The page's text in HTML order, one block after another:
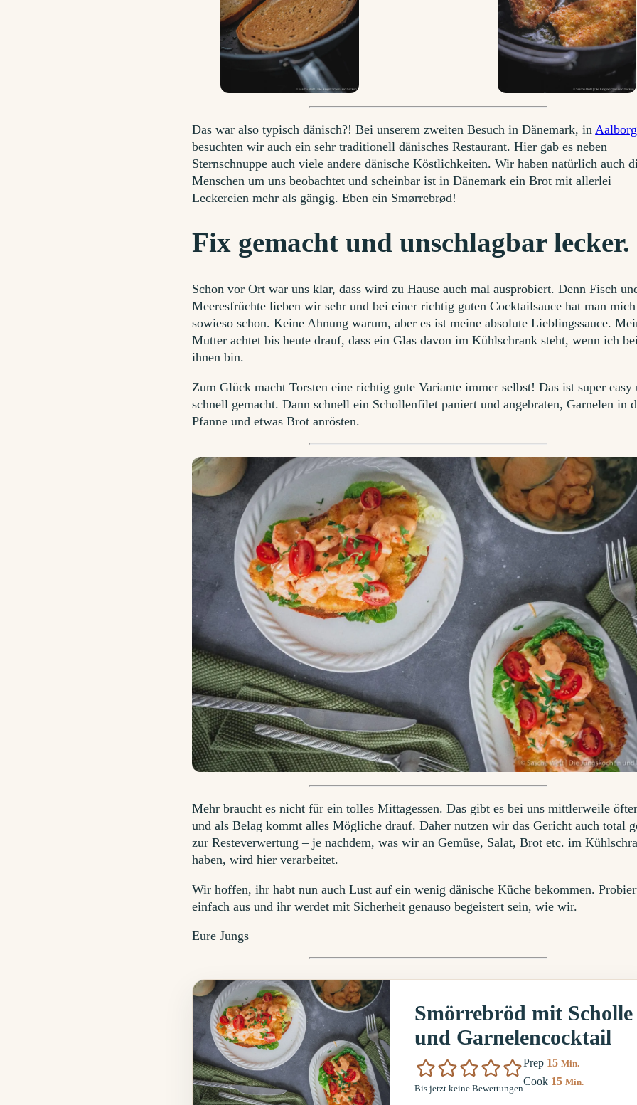
Das war also typisch dänisch?! Bei unserem zweiten Besuch in Dänemark, in Aalborg
besuchten wir auch ein sehr traditionell dänisches Restaurant. Hier gab es neben
Sternschnuppe auch viele andere dänische Köstlichkeiten. Wir haben natürlich auch
Menschen um uns beobachtet und scheinbar ist in Dänemark ein Brot mit allerlei
Leckereien mehr als gängig. Eben ein Smørrebrød!
Fix gemacht und unschlagbar lecker.
Schon vor Ort war uns klar, dass wird zu Hause auch mal ausprobiert. Denn Fisch
Meeresfrüchte lieben wir sehr und bei einer richtig guten Cocktailsauce hat man mich
sowieso schon. Keine Ahnung warum, aber es ist meine absolute Lieblingssauce.
Mutter achtet bis heute drauf, dass ein Glas davon im Kühlschrank steht, wenn ich
ihnen bin.
Zum Glück macht Torsten eine richtig gute Variante immer selbst! Das ist super easy
schnell gemacht. Dann schnell ein Schollenfilet paniert und angebraten, Garnelen in
Pfanne und etwas Brot anrösten.
Mehr braucht es nicht für ein tolles Mittagessen. Das gibt es bei uns mittlerweile
und als Belag kommt alles Mögliche drauf. Daher nutzen wir das Gericht auch total
zur Resteverwertung – je nachdem, was wir an Gemüse, Salat, Brot etc. im
haben, wird hier verarbeitet.
Wir hoffen, ihr habt nun auch Lust auf ein wenig dänische Küche bekommen.
einfach aus und ihr werdet mit Sicherheit genauso begeistert sein, wie wir.
Eure Jungs
Smörrebröd mit Scholle
und Garnelencocktail
Bis jetzt keine Bewertungen
Prep 15Minuten
Min.
Cook 15Minuten
Min.